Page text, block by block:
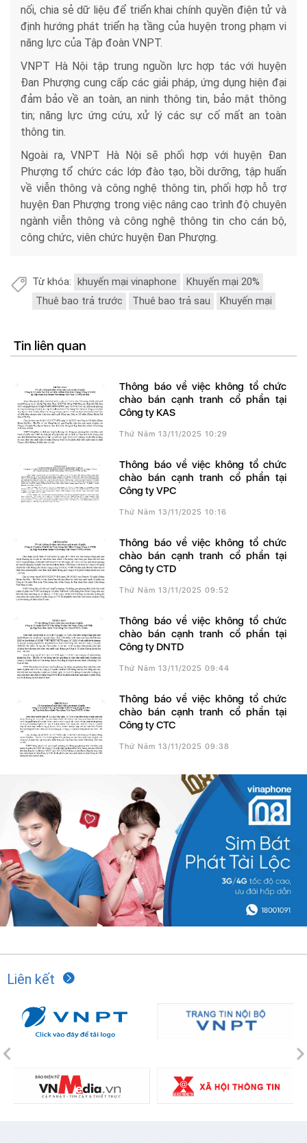
nối, chia sẻ dữ liệu để triển khai chính quyền điện tử và
định hướng phát triển hạ tầng của huyện trong phạm vi
năng lực của Tập đoàn VNPT.
VNPT Hà Nội tập trung nguồn lực hợp tác với huyện
Đan Phượng cung cấp các giải pháp, ứng dụng hiện đại
đảm bảo về an toàn, an ninh thông tin, bảo mật thông
tin; năng lực ứng cứu, xử lý các sự cố mất an toàn
thông tin.
Ngoài ra, VNPT Hà Nội sẽ phối hợp với huyện Đan
Phượng tổ chức các lớp đào tạo, bồi dưỡng, tập huấn
về viễn thông và công nghệ thông tin, phối hợp hỗ trợ
huyện Đan Phượng trong việc nâng cao trình độ chuyên
ngành viễn thông và công nghệ thông tin cho cán bộ,
công chức, viên chức huyện Đan Phượng.
Từ khóa: khuyến mại vinaphone
Khuyến mại 20%
Thuê bao trả trước
Thuê bao trả sau Khuyến mại
Tin liên quan
Thông báo về việc không tổ chức
chào bán cạnh tranh cổ phần tại
Công ty KAS
Thứ Năm 13/11/2025 10:29
Thông báo về việc không tổ chức
chào bán cạnh tranh cổ phần tại
Công ty VPC
Thứ Năm 13/11/2025 10:16
Thông báo về việc không tổ chức
chào bán cạnh tranh cổ phần tại
Công ty CTD
Thứ Năm 13/11/2025 09:52
Thông báo về việc không tổ chức
chào bán cạnh tranh cổ phần tại
Công ty DNTD
Thứ Năm 13/11/2025 09:44
Thông báo về việc không tổ chức
chào bán cạnh tranh cổ phần tại
Công ty CTC
Thứ Năm 13/11/2025 09:38
Liên kết
Previous